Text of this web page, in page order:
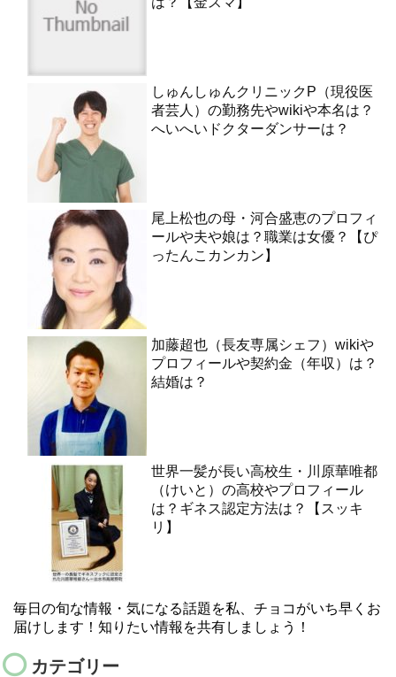
しゅんしゅんクリニックP（現役医
者芸人）の勤務先やwikiや本名は？
へいへいドクターダンサーは？
尾上松也の母・河合盛恵のプロフィ
ールや夫や娘は？職業は女優？【ぴ
ったんこカンカン】
加藤超也（長友専属シェフ）wikiや
プロフィールや契約金（年収）は？
結婚は？
世界一髪が長い高校生・川原華唯都
（けいと）の高校やプロフィール
は？ギネス認定方法は？【スッキ
リ】
毎日の旬な情報・気になる話題を私、チョコがいち早くお
届けします！知りたい情報を共有しましょう！
カテゴリー